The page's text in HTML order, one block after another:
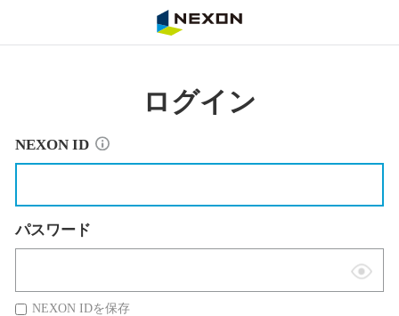
ログイン
NEXON ID
パスワード
表
NEXON IDを保存